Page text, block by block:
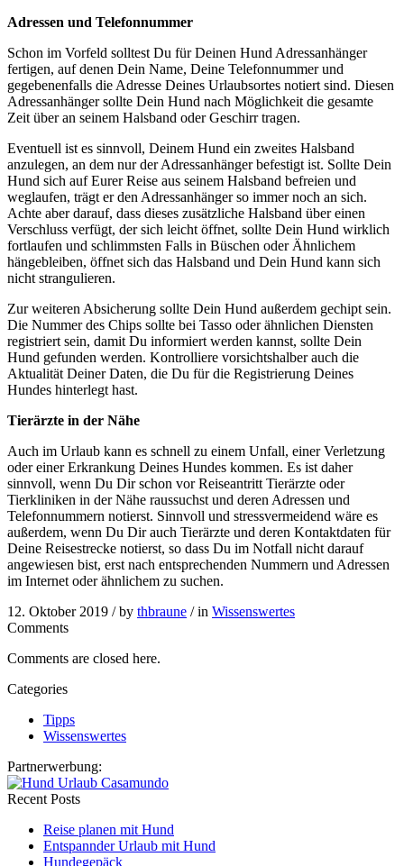
Adressen und Telefonnummer
Schon im Vorfeld solltest Du für Deinen Hund Adressanhänger
fertigen, auf denen Dein Name, Deine Telefonnummer und
gegebenenfalls die Adresse Deines Urlaubsortes notiert sind. Diesen
Adressanhänger sollte Dein Hund nach Möglichkeit die gesamte
Zeit über an seinem Halsband oder Geschirr tragen.
Eventuell ist es sinnvoll, Deinem Hund ein zweites Halsband
anzulegen, an dem nur der Adressanhänger befestigt ist. Sollte Dein
Hund sich auf Eurer Reise aus seinem Halsband befreien und
weglaufen, trägt er den Adressanhänger so immer noch an sich.
Achte aber darauf, dass dieses zusätzliche Halsband über einen
Verschluss verfügt, der sich leicht öffnet, sollte Dein Hund wirklich
fortlaufen und schlimmsten Falls in Büschen oder Ähnlichem
hängebleiben, öffnet sich das Halsband und Dein Hund kann sich
nicht strangulieren.
Zur weiteren Absicherung sollte Dein Hund außerdem gechipt sein.
Die Nummer des Chips sollte bei Tasso oder ähnlichen Diensten
registriert sein, damit Du informiert werden kannst, sollte Dein
Hund gefunden werden. Kontrolliere vorsichtshalber auch die
Aktualität Deiner Daten, die Du für die Registrierung Deines
Hundes hinterlegt hast.
Tierärzte in der Nähe
Auch im Urlaub kann es schnell zu einem Unfall, einer Verletzung
oder einer Erkrankung Deines Hundes kommen. Es ist daher
sinnvoll, wenn Du Dir schon vor Reiseantritt Tierärzte oder
Tierkliniken in der Nähe raussuchst und deren Adressen und
Telefonnummern notierst. Sinnvoll und stressvermeidend wäre es
außerdem, wenn Du Dir auch Tierärzte und deren Kontaktdaten für
Deine Reisestrecke notierst, so dass Du im Notfall nicht darauf
angewiesen bist, erst nach entsprechenden Nummern und Adressen
im Internet oder ähnlichem zu suchen.
12. Oktober 2019 /by thbraune / in Wissenswertes
Comments
Comments are closed here.
Categories
Tipps
Wissenswertes
Partnerwerbung:
Recent Posts
Reise planen mit Hund
Entspannder Urlaub mit Hund
Hundegepäck